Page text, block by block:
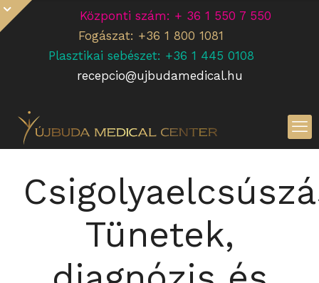
Központi szám: + 36 1 550 7 550
Fogászat: +36 1 800 1081
Plasztikai sebészet: +36 1 445 0108
recepcio@ujbudamedical.hu
Tünetek,